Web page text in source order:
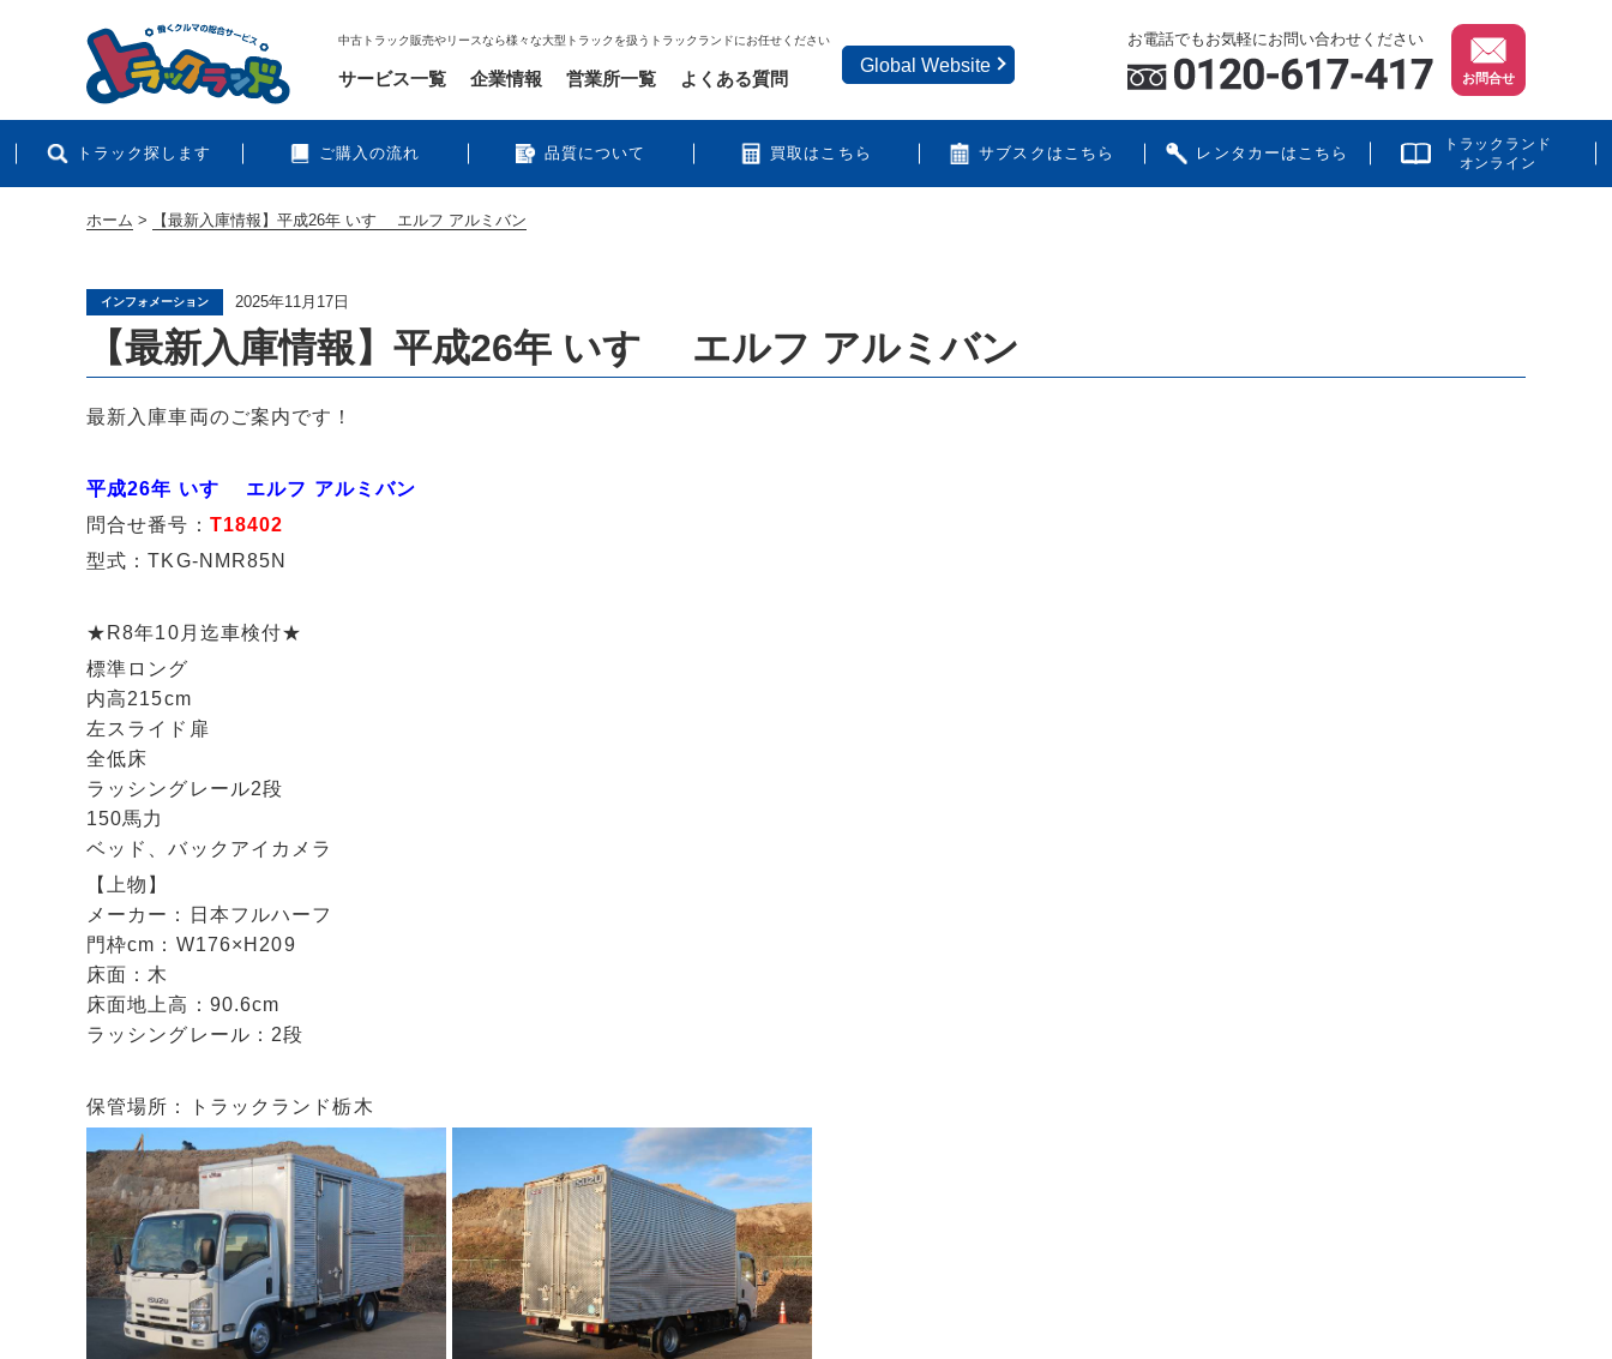
中古トラック販売やリースなら様々な大型トラックを扱うトラックランドにお任せください お電話でもお気軽にお問い合わせください
お問合せ
トラック探します ご購入の流れ 品質について 買取はこちら サブスクはこちら レンタカーはこちら
トラックランド
オンライン
サービス一覧 企業情報 営業所一覧 よくある質問
Global Website
ホーム > 【最新入庫情報】平成26年 いすゞ エルフ アルミバン
インフォメーション 2025年11月17日
【最新入庫情報】平成26年 いすゞ エルフ アルミバン
最新入庫車両のご案内です！
平成26年 いすゞ エルフ アルミバン
問合せ番号： T18402
型式：TKG-NMR85N
★R8年10月迄車検付★
標準ロング
内高215cm
左スライド扉
全低床
ラッシングレール2段
150馬力
ベッド、バックアイカメラ
【上物】
メーカー：日本フルハーフ
門枠cm：W176×H209
床面：木
床面地上高：90.6cm
ラッシングレール：2段
保管場所：トラックランド栃木